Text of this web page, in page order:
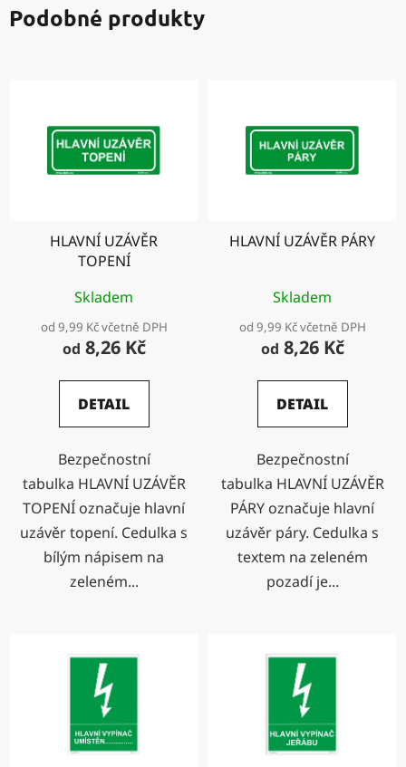
Podobné produkty
HLAVNÍ UZÁVĚR
TOPENÍ
Skladem
od 9,99 Kč včetně DPH
od 8,26 Kč
DETAIL
Bezpečnostní
tabulka HLAVNÍ UZÁVĚR
TOPENÍ označuje hlavní
uzávěr topení. Cedulka s
bílým nápisem na
zeleném...
HLAVNÍ UZÁVĚR PÁRY
Skladem
od 9,99 Kč včetně DPH
od 8,26 Kč
DETAIL
Bezpečnostní
tabulka HLAVNÍ UZÁVĚR
PÁRY označuje hlavní
uzávěr páry. Cedulka s
textem na zeleném
pozadí je...